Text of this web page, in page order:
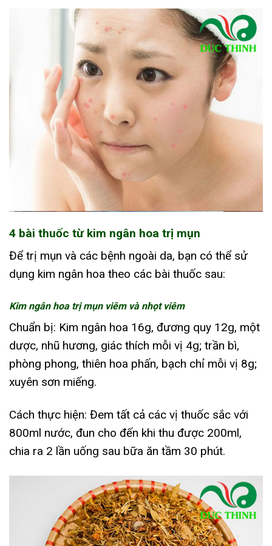
4 bài thuốc từ kim ngân hoa trị mụn
Để trị mụn và các bệnh ngoài da, bạn có thể sử
dụng kim ngân hoa theo các bài thuốc sau:
Kim ngân hoa trị mụn viêm và nhọt viêm
Chuẩn bị: Kim ngân hoa 16g, đương quy 12g, một
dược, nhũ hương, giác thích mỗi vị 4g; trần bì,
phòng phong, thiên hoa phấn, bạch chỉ mỗi vị 8g;
xuyên sơn miếng.
Cách thực hiện: Đem tất cả các vị thuốc sắc với
800ml nước, đun cho đến khi thu được 200ml,
chia ra 2 lần uống sau bữa ăn tầm 30 phút.